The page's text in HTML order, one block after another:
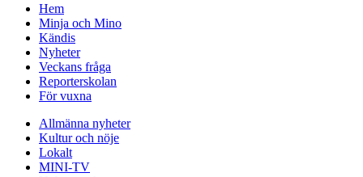
Hem
Minja och Mino
Kändis
Nyheter
Veckans fråga
Reporterskolan
För vuxna
Allmänna nyheter
Kultur och nöje
Lokalt
MINI-TV